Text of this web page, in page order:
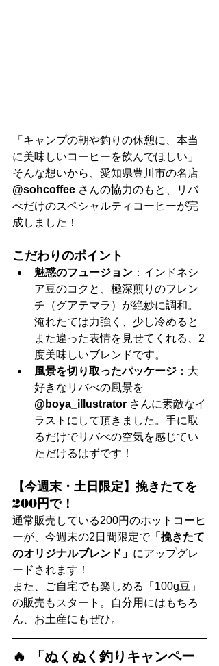
「キャンプの朝や釣りの休憩に、本当
に美味しいコーヒーを飲んでほしい」
そんな想いから、愛知県豊川市の名店
@sohcoffee さんの協力のもと、リバ
べだけのスペシャルティコーヒーが完
成しました！
こだわりのポイント
魅惑のフュージョン ：インドネシ
ア豆のコクと、極深煎りのフレン
チ（グアテマラ）が絶妙に調和。
淹れたては力強く、少し冷めると
また違った表情を見せてくれる、2
度美味しいブレンドです。
風景を切り取ったパッケージ ：大
好きなリバべの風景を
@boya_illustrator さんに素敵なイ
ラストにして頂きました。手に取
るだけでリバべの空気を感じてい
ただけるはずです！
【今週末・土日限定】挽きたてを
200円で！
通常販売している200円のホットコーヒ
ーが、今週末の2日間限定で「挽きたて
のオリジナルブレンド」 にアップグレ
ードされます！
また、ご自宅でも楽しめる「100g豆」
の販売もスタート。自分用にはもちろ
ん、お土産にもぜひ。
🔥 「ぬくぬく釣りキャンペー